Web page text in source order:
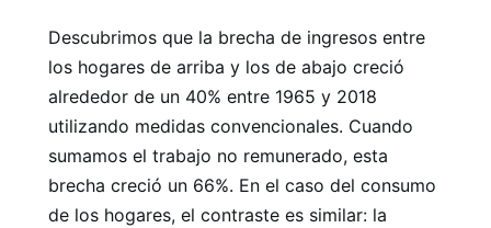
Descubrimos que la brecha de ingresos entre
los hogares de arriba y los de abajo creció
alrededor de un 40% entre 1965 y 2018
utilizando medidas convencionales. Cuando
sumamos el trabajo no remunerado, esta
brecha creció un 66%. En el caso del consumo
de los hogares, el contraste es similar: la